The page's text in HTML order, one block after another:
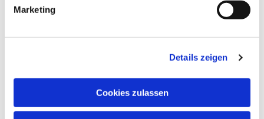
Marketing
Details zeigen
Cookies zulassen